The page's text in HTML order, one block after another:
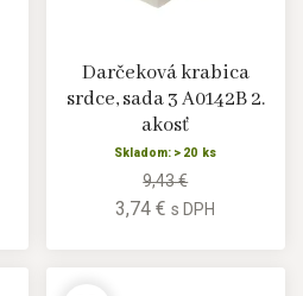
Darčeková krabica
srdce, sada 3 A0142B 2.
akosť
Skladom: > 20 ks
9,43 €
3,74 €s DPH